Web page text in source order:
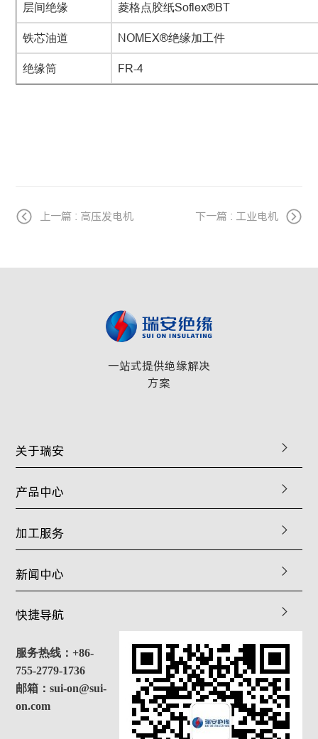
层间绝缘 菱格点胶纸Soflex®BT
铁芯油道 NOMEX®绝缘加工件
绝缘筒 FR-4
上一篇 : 高压发电机 下一篇 : 工业电机
一站式提供绝缘解决
方案
关于瑞安
产品中心
加工服务
新闻中心
快捷导航
服务热线：+86-
755-2779-1736
邮箱：sui-on@sui-
on.com